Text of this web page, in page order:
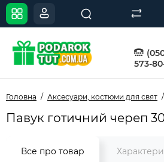
573-
Головна Аксесуари, костюми для свят
Павук готичний череп
Все про товар